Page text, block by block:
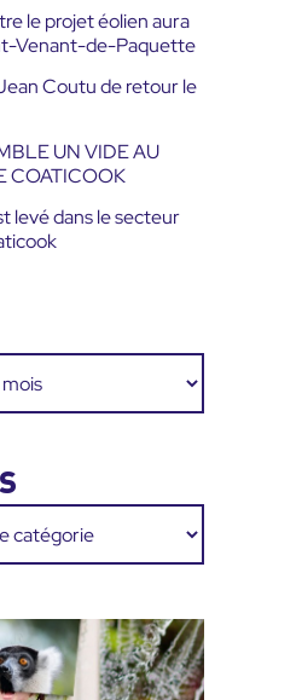
le projet éolien aura
Venant-de-Paquette
Coutu de retour le
UN VIDE AU
COATICOOK
levé dans le secteur